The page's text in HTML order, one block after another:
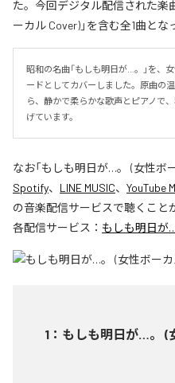
た。今回デジタル配信された楽
ーカル Cover)」を含む全1曲とな
昭和の名曲「もしも明日が…。」を、
ードとしてカバーしました。原曲の
ら、静かで柔らかな歌声とピアノで
げています。
なお「もしも明日が…。 (女性ボ
Spotify、 LINE MUSIC、 YouTube
の音楽配信サービスで聴くこと
各配信サービス： もしも明日が
1 ： もしも明日が…。 (